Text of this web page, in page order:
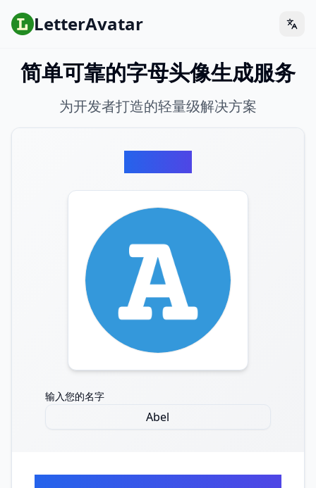
LetterAvatar
简单可靠的字母头像生成服务
为开发者打造的轻量级解决方案
输入您的名字